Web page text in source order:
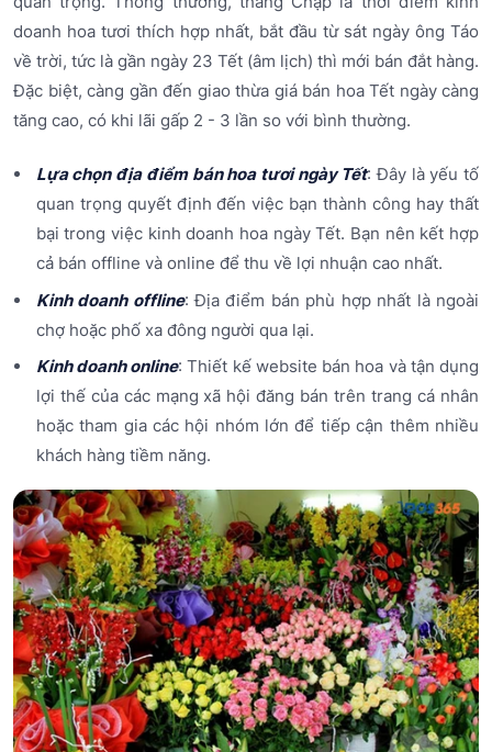
doanh hoa tươi thích hợp nhất, bắt đầu từ sát ngày ông Táo
về trời, tức là gần ngày 23 Tết (âm lịch) thì mới bán đắt hàng.
Đặc biệt, càng gần đến giao thừa giá bán hoa Tết ngày càng
tăng cao, có khi lãi gấp 2 - 3 lần so với bình thường.
Lựa chọn địa điểm bán hoa tươi ngày Tết: Đây là yếu tố
quan trọng quyết định đến việc bạn thành công hay thất
bại trong việc kinh doanh hoa ngày Tết. Bạn nên kết hợp
cả bán offline và online để thu về lợi nhuận cao nhất.
Kinh doanh offline: Địa điểm bán phù hợp nhất là ngoài
chợ hoặc phố xa đông người qua lại.
Kinh doanh online: Thiết kế website bán hoa và tận dụng
lợi thế của các mạng xã hội đăng bán trên trang cá nhân
hoặc tham gia các hội nhóm lớn để tiếp cận thêm nhiều
khách hàng tiềm năng.